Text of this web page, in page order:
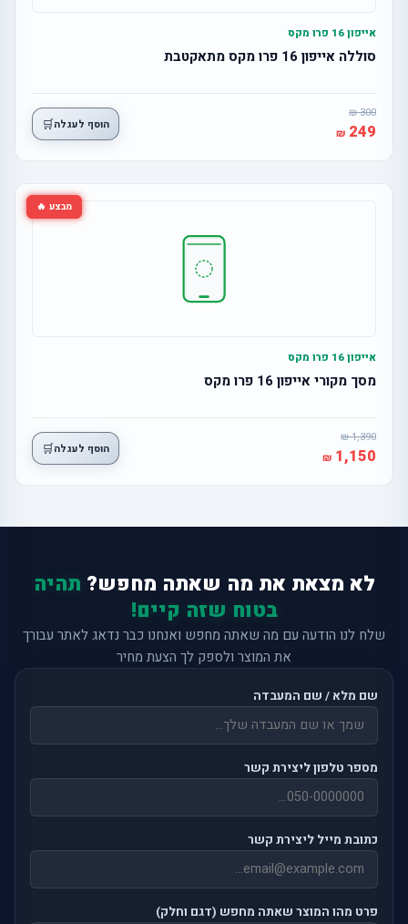
אייפון 16 פרו מקס
סוללה אייפון 16 פרו מקס מתאקטבת
300
249 הוסף לעגלה🛒
מבצע 🔥
אייפון 16 פרו מקס
מסך מקורי אייפון 16 פרו מקס
1,390
1,150 הוסף לעגלה🛒
לא מצאת את מה שאתה מחפש? תהיה
בטוח שזה קיים!
שלח לנו הודעה עם מה שאתה מחפש ואנחנו כבר נדאג לאתר עבורך
את המוצר ולספק לך הצעת מחיר
שם מלא / שם המעבדה
מספר טלפון ליצירת קשר
כתובת מייל ליצירת קשר
פרט מהו המוצר שאתה מחפש (דגם וחלק)